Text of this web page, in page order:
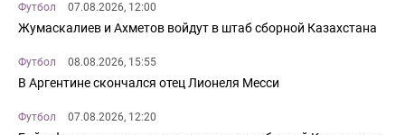
Футбол 07.08.2026, 12:00
Жумаскалиев и Ахметов войдут в штаб сборной Казахстана
Футбол 08.08.2026, 15:55
В Аргентине скончался отец Лионеля Месси
Футбол 07.08.2026, 12:20